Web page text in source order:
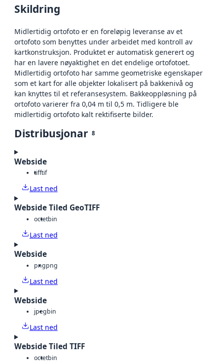
Skildring
Midlertidig ortofoto er en foreløpig leveranse av et
ortofoto som benyttes under arbeidet med kontroll av
kartkonstruksjon. Produktet er automatisk generert og
har en lavere nøyaktighet en det endelige ortofotoet.
Midlertidig ortofoto har samme geometriske egenskaper
som et kart for alle objekter lokalisert på bakkenivå og
kan knyttes til et referansesystem. Bakkeoppløsning på
ortofoto varierer fra 0,04 m til 0,5 m. Tidligere ble
midlertidig ortofoto kalt rektifiserte bilder.
Distribusjonar 8
Webside
tifftif
Last ned
Webside Tiled GeoTIFF
octetbin
Last ned
Webside
pngpng
Last ned
Webside
jpegbin
Last ned
Webside Tiled TIFF
octetbin